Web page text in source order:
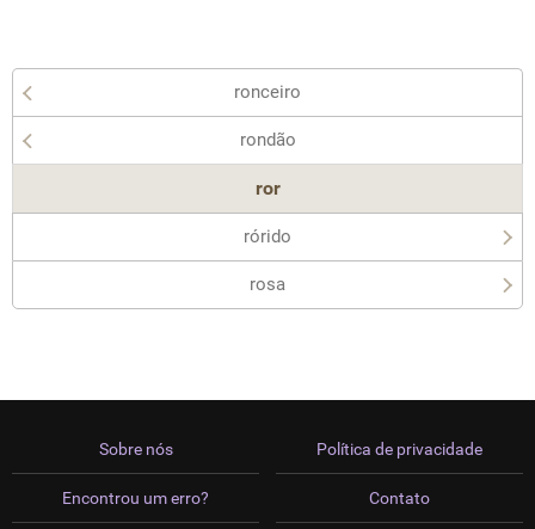
ronceiro
rondão
ror
rórido
rosa
Sobre nós
Encontrou um erro?
Política de privacidade
Contato